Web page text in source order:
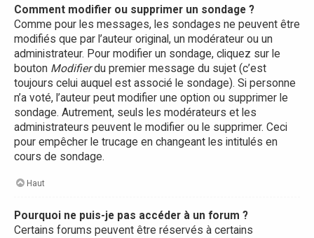
Comment modifier ou supprimer un sondage ?
Comme pour les messages, les sondages ne peuvent être
modifiés que par l’auteur original, un modérateur ou un
administrateur. Pour modifier un sondage, cliquez sur le
bouton Modifierdu premier message du sujet (c’est
toujours celui auquel est associé le sondage). Si personne
n’a voté, l’auteur peut modifier une option ou supprimer le
sondage. Autrement, seuls les modérateurs et les
administrateurs peuvent le modifier ou le supprimer. Ceci
pour empêcher le trucage en changeant les intitulés en
cours de sondage.
Haut
Pourquoi ne puis-je pas accéder à un forum ?
Certains forums peuvent être réservés à certains